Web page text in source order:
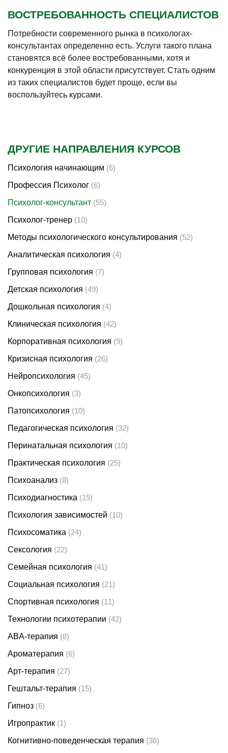
ВОСТРЕБОВАННОСТЬ СПЕЦИАЛИСТОВ
Потребности современного рынка в психологах-
консультантах определенно есть. Услуги такого плана
становятся всё более востребованными, хотя и
конкуренция в этой области присутствует. Стать одним
из таких специалистов будет проще, если вы
воспользуйтесь курсами.
ДРУГИЕ НАПРАВЛЕНИЯ КУРСОВ
Психология начинающим (6)
Профессия Психолог (6)
Психолог-консультант (55)
Психолог-тренер (10)
Методы психологического консультирования (52)
Аналитическая психология (4)
Групповая психология (7)
Детская психология (49)
Дошкольная психология (4)
Клиническая психология (42)
Корпоративная психология (9)
Кризисная психология (26)
Нейропсихология (45)
Онкопсихология (3)
Патопсихология (10)
Педагогическая психология (32)
Перинатальная психология (10)
Практическая психология (25)
Психоанализ (8)
Психодиагностика (15)
Психология зависимостей (10)
Психосоматика (24)
Сексология (22)
Семейная психология (41)
Социальная психология (21)
Спортивная психология (11)
Технологии психотерапии (42)
ABA-терапия (8)
Ароматерапия (6)
Арт-терапия (27)
Гештальт-терапия (15)
Гипноз (6)
Игропрактик (1)
Когнитивно-поведенческая терапия (36)